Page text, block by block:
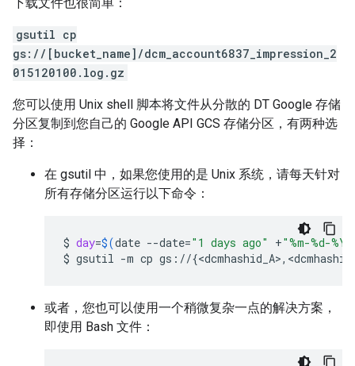
gsutil cp
gs://[bucket_name]/dcm_account6837_impression_2
015120100.log.gz
您可以使用 Unix shell 脚本将文件从分散的 DT Google 存储
分区复制到您自己的 Google API GCS 存储分区，有两种选
择：
在 gsutil 中，如果您使用的是 Unix 系统，请每天针对
所有存储分区运行以下命令：
$ day=$(date --date="1 days ago" +"%m-%d-%Y"
$ gsutil -m cp gs://{
或者，您也可以使用一个稍微复杂一点的解决方案，
即使用 Bash 文件：